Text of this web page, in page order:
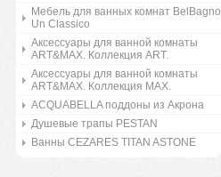
Мебель для ванных комнат BelBagno
Un Classico
Аксессуары для ванной комнаты
ART&MAX. Коллекция ART.
Аксессуары для ванной комнаты
ART&MAX. Коллекция MAX.
ACQUABELLA поддоны из Акрона
Душевые трапы PESTAN
Ванны CEZARES TITAN ASTONE